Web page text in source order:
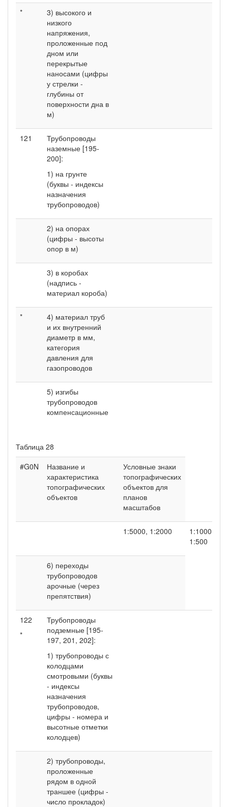
*
3) высокого и
низкого
напряжения,
проложенные под
дном или
перекрытые
наносами (цифры
у стрелки -
глубины от
поверхности дна в
м)
121
Трубопроводы
наземные [195-
200]:
1) на грунте
(буквы - индексы
назначения
трубопроводов)
2) на опорах
(цифры - высоты
опор в м)
3) в коробах
(надпись -
материал короба)
*
4) материал труб
и их внутренний
диаметр в мм,
категория
давления для
газопроводов
5) изгибы
трубопроводов
компенсационные
Таблица 28
#G0N
Название и
характеристика
топографических
объектов
Условные знаки
топографических
объектов для
планов
масштабов
1:5000, 1:2000
1:1000,
1:500
6) переходы
трубопроводов
арочные (через
препятствия)
122
*
Трубопроводы
подземные [195-
197, 201, 202]:
1) трубопроводы с
колодцами
смотровыми (буквы
- индексы
назначения
трубопроводов,
цифры - номера и
высотные отметки
колодцев)
2) трубопроводы,
проложенные
рядом в одной
траншее (цифры -
число прокладок)